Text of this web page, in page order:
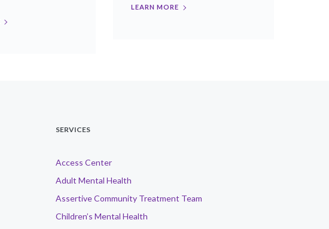
LEARN MORE
SERVICES
Access Center
Adult Mental Health
Assertive Community Treatment Team
Children’s Mental Health